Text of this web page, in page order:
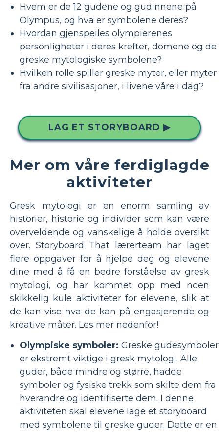
Hvem er de 12 gudene og gudinnene på
Olympus, og hva er symbolene deres?
Hvordan gjenspeiles olympierenes
personligheter i deres krefter, domene og de
greske mytologiske symbolene?
Hvilken rolle spiller greske myter, eller myter
fra andre sivilisasjoner, i livene våre i dag?
LAG ET STORYBOARD ▶
Mer om våre ferdiglagde
aktiviteter
Gresk mytologi er en enorm samling av
historier, historie og individer som kan være
overveldende og vanskelige å holde oversikt
over. Storyboard That lærerteam har laget
flere oppgaver for å hjelpe deg og elevene
dine med å få en bedre forståelse av gresk
mytologi, og har kommet opp med noen
skikkelig kule aktiviteter for elevene, slik at
de kan vise hva de kan på engasjerende og
kreative måter. Les mer nedenfor!
Olympiske symboler: Greske gudesymboler
er ekstremt viktige i gresk mytologi. Alle
guder, både mindre og større, hadde
symboler og fysiske trekk som skilte dem fra
hverandre og identifiserte dem. I denne
aktiviteten skal elevene lage et storyboard
med symbolene til greske guder. Dette er en